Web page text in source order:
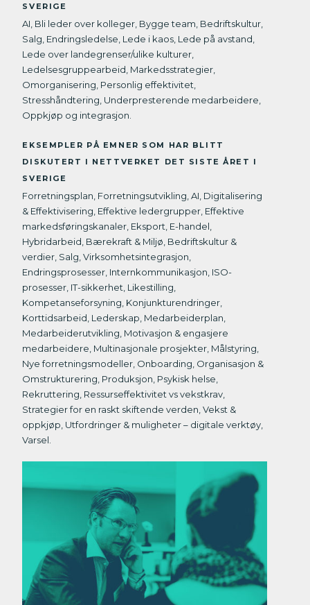
SVERIGE
AI, Bli leder over kolleger, Bygge team, Bedriftskultur,
Salg, Endringsledelse, Lede i kaos, Lede på avstand,
Lede over landegrenser/ulike kulturer,
Ledelsesgruppearbeid, Markedsstrategier,
Omorganisering, Personlig effektivitet,
Stresshåndtering, Underpresterende medarbeidere,
Oppkjøp og integrasjon.
EKSEMPLER PÅ EMNER SOM HAR BLITT
DISKUTERT I NETTVERKET DET SISTE ÅRET I
SVERIGE
Forretningsplan, Forretningsutvikling, AI, Digitalisering
& Effektivisering, Effektive ledergrupper, Effektive
markedsføringskanaler, Eksport, E-handel,
Hybridarbeid, Bærekraft & Miljø, Bedriftskultur &
verdier, Salg, Virksomhetsintegrasjon,
Endringsprosesser, Internkommunikasjon, ISO-
prosesser, IT-sikkerhet, Likestilling,
Kompetanseforsyning, Konjunkturendringer,
Korttidsarbeid, Lederskap, Medarbeiderplan,
Medarbeiderutvikling, Motivasjon & engasjere
medarbeidere, Multinasjonale prosjekter, Målstyring,
Nye forretningsmodeller, Onboarding, Organisasjon &
Omstrukturering, Produksjon, Psykisk helse,
Rekruttering, Ressurseffektivitet vs vekstkrav,
Strategier for en raskt skiftende verden, Vekst &
oppkjøp, Utfordringer & muligheter – digitale verktøy,
Varsel.